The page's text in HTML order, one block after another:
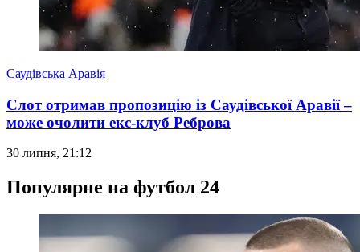
Саудівська Аравія
Слот отримав пропозицію із Саудівської Аравії –
може очолити екс-клуб Реброва
30 липня, 21:12
Популярне на футбол 24